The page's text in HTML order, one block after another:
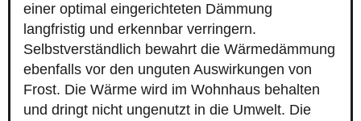
einer optimal eingerichteten Dämmung
langfristig und erkennbar verringern.
Selbstverständlich bewahrt die Wärmedämmung
ebenfalls vor den unguten Auswirkungen von
Frost. Die Wärme wird im Wohnhaus behalten
und dringt nicht ungenutzt in die Umwelt. Die